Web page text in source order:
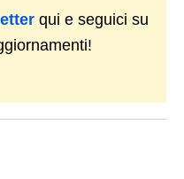
qui e seguici su